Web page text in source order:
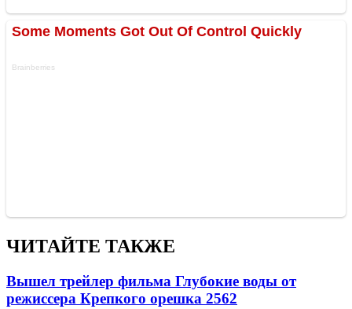
ЧИТАЙТЕ ТАКЖЕ
Вышел трейлер фильма Глубокие воды от
режиссера Крепкого орешка 2562